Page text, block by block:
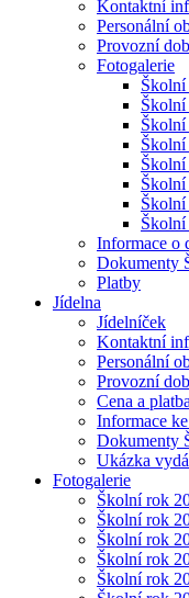
Kontaktní
Personální
Provozní
Fotogalerie
Školní
Školní
Informace o
Dokumenty
Platby
Jídelna
Jídelníček
Kontaktní
Personální
Provozní
Cena a
Informace
Dokumenty
Ukázka
Fotogalerie
Školní rok
Školní rok
Školní rok
Školní rok
Školní rok